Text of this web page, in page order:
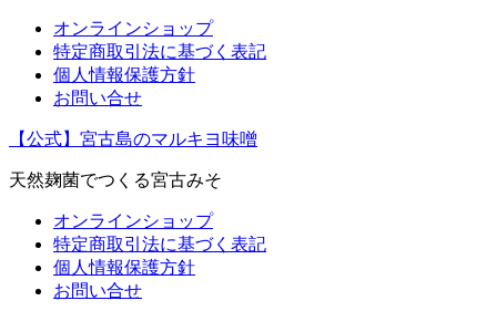
オンラインショップ
特定商取引法に基づく表記
個人情報保護方針
お問い合せ
【公式】宮古島のマルキヨ味噌
天然麹菌でつくる宮古みそ
オンラインショップ
特定商取引法に基づく表記
個人情報保護方針
お問い合せ